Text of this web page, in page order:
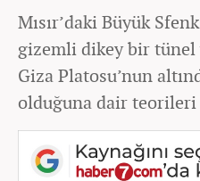
Mısır’daki Büyük
gizemli dikey bir tünel
Giza Platosu’nun
olduğuna dair